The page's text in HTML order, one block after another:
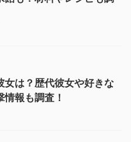
女は？歴代彼女や好きな
報も調査！